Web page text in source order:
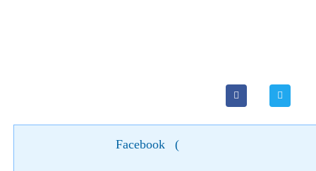
Facebook (